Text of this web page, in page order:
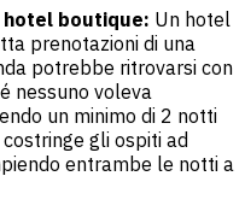
hotel boutique: Un hotel
prenotazioni di una
potrebbe ritrovarsi con
nessuno voleva
un minimo di 2 notti
gli ospiti ad
entrambe le notti a